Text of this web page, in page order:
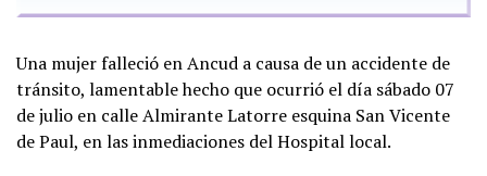
Una mujer falleció en Ancud a causa de un accidente de
tránsito, lamentable hecho que ocurrió el día sábado 07
de julio en calle Almirante Latorre esquina San Vicente
de Paul, en las inmediaciones del Hospital local.